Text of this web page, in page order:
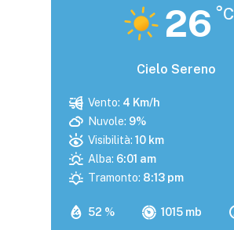
26 °C
Cielo Sereno
52 % 1015 mb
Vento: 4 Km/h
Nuvole: 9%
Visibilità: 10 km
Alba: 6:01 am
Tramonto: 8:13 pm